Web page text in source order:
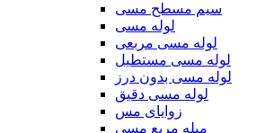
سیم مسطح مسی
لوله مسی
لوله مسی مربعی
لوله مسی مستطیل
لوله مسی بدون درز
لوله مسی دقیق
زوایای مس
میله مربع مسی